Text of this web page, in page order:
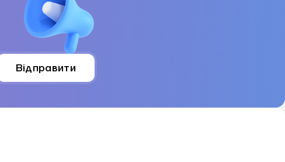
Відправити